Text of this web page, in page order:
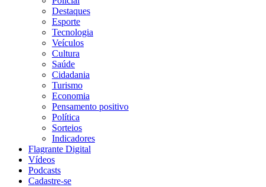
Destaques
Esporte
Tecnologia
Veículos
Cultura
Saúde
Cidadania
Turismo
Economia
Pensamento positivo
Política
Sorteios
Indicadores
Flagrante Digital
Vídeos
Podcasts
Cadastre-se